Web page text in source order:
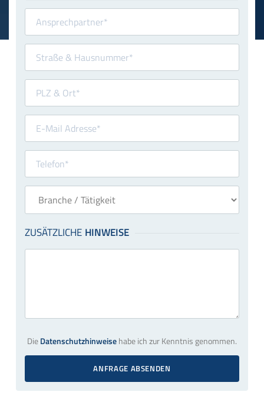
DieDatenschutzhinweisehabe ich zur Kenntnis genommen.
ANFRAGE ABSENDEN